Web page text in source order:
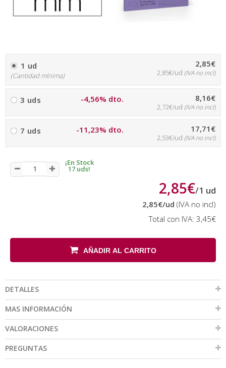
1 ud
(Cantidad mínima)
2,85€
2,85€/ud (IVA no incl)
3 uds -4,56% dto. 8,16€
2,72€/ud (IVA no incl)
7 uds -11,23% dto. 17,71€
2,53€/ud (IVA no incl)
¡En Stock
17 uds!
2,85€/1 ud
2,85€/ud (IVA no incl)
Total con IVA: 3,45€
AÑADIR AL CARRITO
DETALLES
MAS INFORMACIÓN
VALORACIONES
PREGUNTAS